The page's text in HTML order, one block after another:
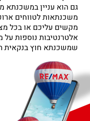
גם הוא עניין במשכנתא
משכנתאות לטווחים
מקשים עליכם או בכל
אלטרנטיבות נוספות
שמשכנתא חוץ בנקאית